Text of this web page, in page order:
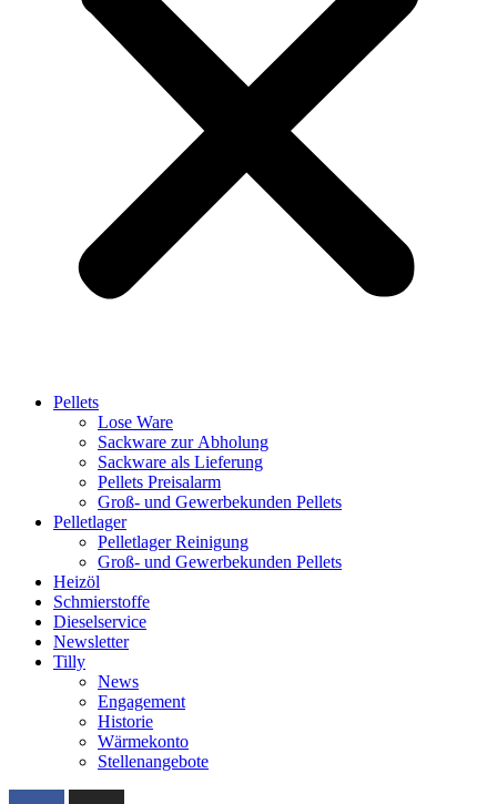
Pellets
Lose Ware
Sackware zur Abholung
Sackware als Lieferung
Pellets Preisalarm
Groß- und Gewerbekunden Pellets
Pelletlager
Pelletlager Reinigung
Groß- und Gewerbekunden Pellets
Heizöl
Schmierstoffe
Dieselservice
Newsletter
Tilly
News
Engagement
Historie
Wärmekonto
Stellenangebote